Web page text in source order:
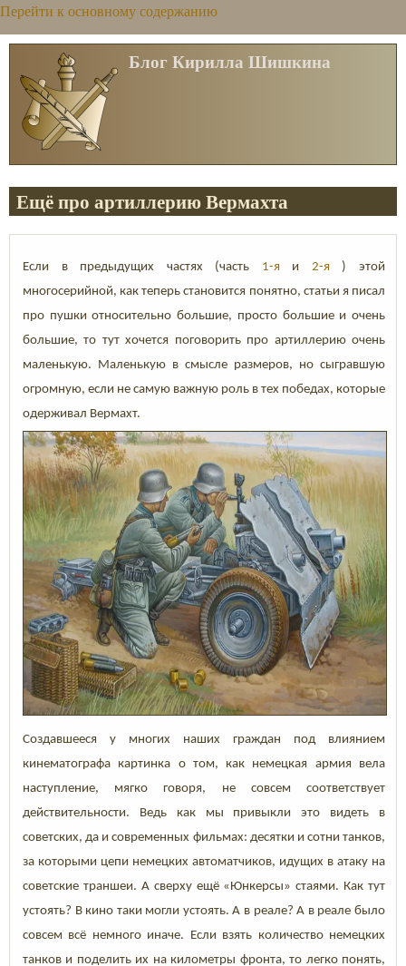
Перейти к основному содержанию
Блог Кирилла Шишкина
Ещё про артиллерию Вермахта
Если в предыдущих частях (часть 1-я и 2-я ) этой
многосерийной, как теперь становится понятно, статьи я писал
про пушки относительно большие, просто большие и очень
большие, то тут хочется поговорить про артиллерию очень
маленькую. Маленькую в смысле размеров, но сыгравшую
огромную, если не самую важную роль в тех победах, которые
одерживал Вермахт.
Создавшееся у многих наших граждан под влиянием
кинематографа картинка о том, как немецкая армия вела
наступление, мягко говоря, не совсем соответствует
действительности. Ведь как мы привыкли это видеть в
советских, да и современных фильмах: десятки и сотни танков,
за которыми цепи немецких автоматчиков, идущих в атаку на
советские траншеи. А сверху ещё «Юнкерсы» стаями. Как тут
устоять? В кино таки могли устоять. А в реале? А в реале было
совсем всё немного иначе. Если взять количество немецких
танков и поделить их на километры фронта, то легко понять,